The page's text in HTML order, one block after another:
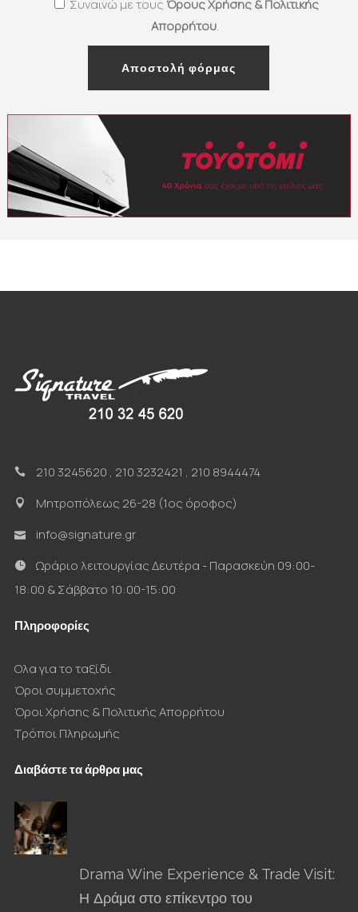
Συναινώ με τουςΌρους Χρήσης & Πολιτικής
Απορρήτου.
210 3245620 , 210 3232421 , 210 8944474
Μητροπόλεως 26-28 (1ος όροφος)
info@signature.gr
Ωράριο λειτουργίας Δευτέρα - Παρασκεύη 09:00-
18:00 & Σάββατο 10:00-15:00
Πληροφορίες
Ολα για το ταξίδι
Όροι συμμετοχής
Όροι Χρήσης & Πολιτικής Απορρήτου
Τρόποι Πληρωμής
Διαβάστε τα άρθρα μας
Drama Wine Experience & Trade Visit:
Η Δράμα στο επίκεντρο του